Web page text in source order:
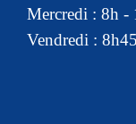
Mercredi : 8h -
Vendredi :